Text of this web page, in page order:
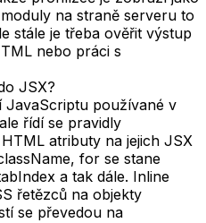
na straně serveru to
stále je třeba ověřit výstup
nebo práci s
JSX?
JavaScriptu používané v
řídí se pravidly
atributy na jejich JSX
for se stane
a tak dále. Inline
řetězců na objekty
se převedou na